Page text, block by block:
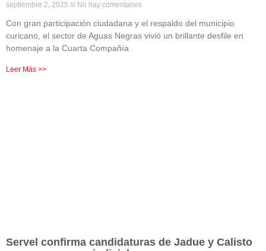
septiembre 2, 2025 No hay comentarios
Con gran participación ciudadana y el respaldo del municipio
curicano, el sector de Aguas Negras vivió un brillante desfile en
homenaje a la Cuarta Compañía
Leer Más >>
Servel confirma candidaturas de Jadue y Calisto